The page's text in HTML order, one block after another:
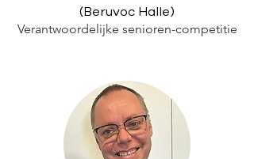
(Beruvoc Halle)
Verantwoordelijke senioren-competitie